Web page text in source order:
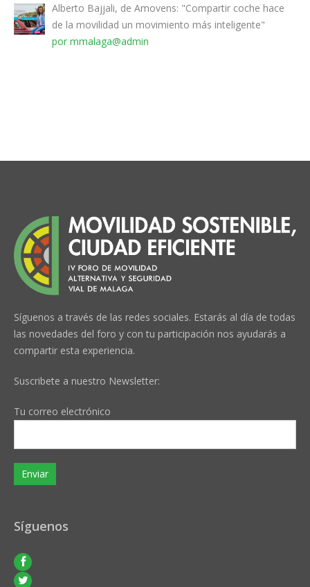
Alberto Bajjali, de Amovens: "Compartir coche hace
de la movilidad un movimiento más inteligente"
por mmalaga@admin
Síguenos a través de las redes sociales. Estarás al día de todas
las novedades del foro y con tu participación nos ayudarás a
compartir esta experiencia.
Suscribete a nuestro Newsletter:
Tu correo electrónico
Síguenos